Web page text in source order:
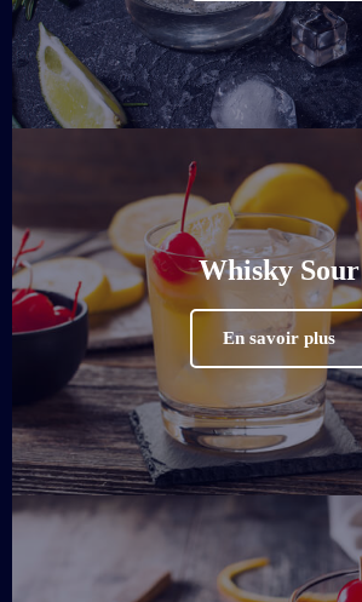
Whisky Sour
En savoir plus